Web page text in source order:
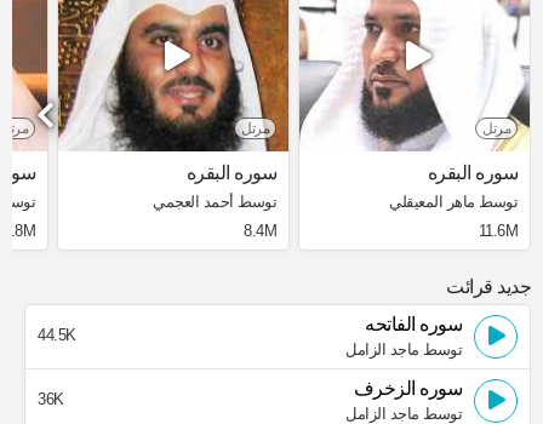
مرتل
سوره البقره
توسط ماهر المعيقلي
11.6M
مرتل
سوره البقره
توسط أحمد العجمي
8.4M
مرتل
3.8M
جدید قرائت
سوره الفاتحه
توسط ماجد الزامل
44.5K
سوره الزخرف
توسط ماجد الزامل
36K